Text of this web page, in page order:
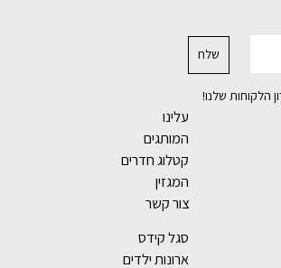
הלקוחות שלנו!
עלינו
המותגים
קטלוג חדרים
המגזין
צור קשר
סגל קידס
ארונות ילדים